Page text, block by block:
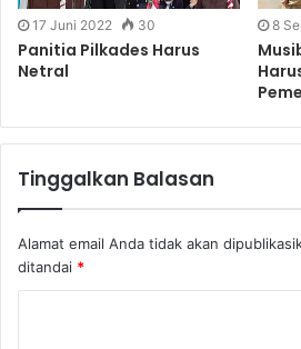
17 Juni 2022 30
Panitia Pilkades Harus
Netral
8
Tinggalkan Balasan
Alamat email Anda tidak akan
ditandai *